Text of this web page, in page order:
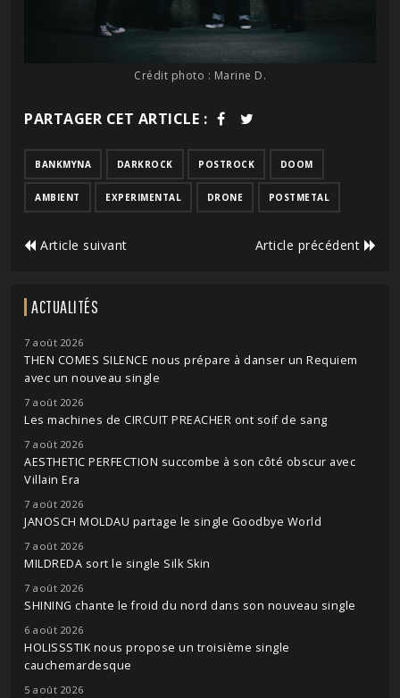
Crédit photo : Marine D.
PARTAGER CET ARTICLE :
BANKMYNA DARKROCK POSTROCK DOOM
AMBIENT EXPERIMENTAL DRONE POSTMETAL
Article suivant Article précédent
ACTUALITÉS
7 août 2026
THEN COMES SILENCE nous prépare à danser un Requiem
avec un nouveau single
7 août 2026
Les machines de CIRCUIT PREACHER ont soif de sang
7 août 2026
AESTHETIC PERFECTION succombe à son côté obscur avec
Villain Era
7 août 2026
JANOSCH MOLDAU partage le single Goodbye World
7 août 2026
MILDREDA sort le single Silk Skin
7 août 2026
SHINING chante le froid du nord dans son nouveau single
6 août 2026
HOLISSSTIK nous propose un troisième single
cauchemardesque
5 août 2026